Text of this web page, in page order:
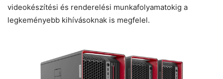
videokészítési és renderelési munkafolyamatokig a
legkeményebb kihívásoknak is megfelel.